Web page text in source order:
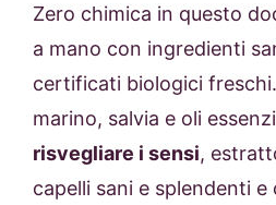
Zero chimica in questo
a mano con ingredienti
certificati biologici
marino, salvia e oli
risvegliare i sensi,
capelli sani e splendenti e